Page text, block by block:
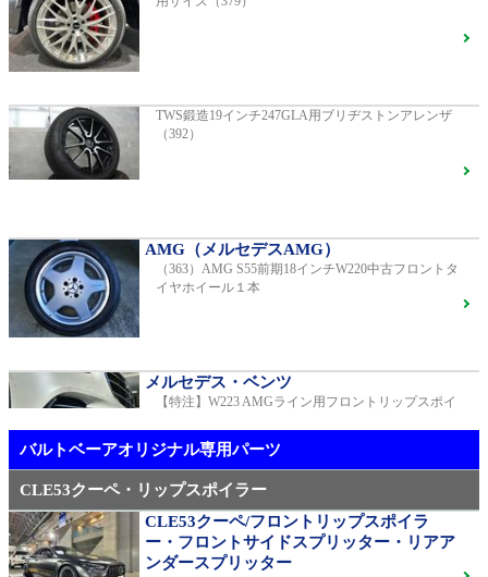
2018年モデル 車検 走行23,500km
ベンツ中古車在庫車情報
AMG（メルセデスAMG）
R231 SL400 ロルフハルトゲ20インチアルミホイール
【中古タイヤ美品】ピレリPゼロネロ255/30/20 5分山1
本売り（TY005）
メルセデス・ベンツ
TWS EX-fMⅡ Monoblock 20インチ メルセデスベンツ
専用 中古 W213 E53用（405）
AMG（メルセデスAMG）
21インチ鍛造 TWS EXlete 210M ミシュランパイロッ
TWS鍛造19インチ247GLA用ブリヂストンアレンザ
（392）
AMG（メルセデスAMG）
（363）AMG S55前期18インチW220中古フロントタ
イヤホイール１本
メルセデス・ベンツ
【特注】W223 AMGライン用フロントリップスポイ
バルトベーアオリジナル専用パーツ
CLE53クーペ・リップスポイラー
CLE53クーペ/フロントリップスポイラ
ー・フロントサイドスプリッター・リアア
ンダースプリッター